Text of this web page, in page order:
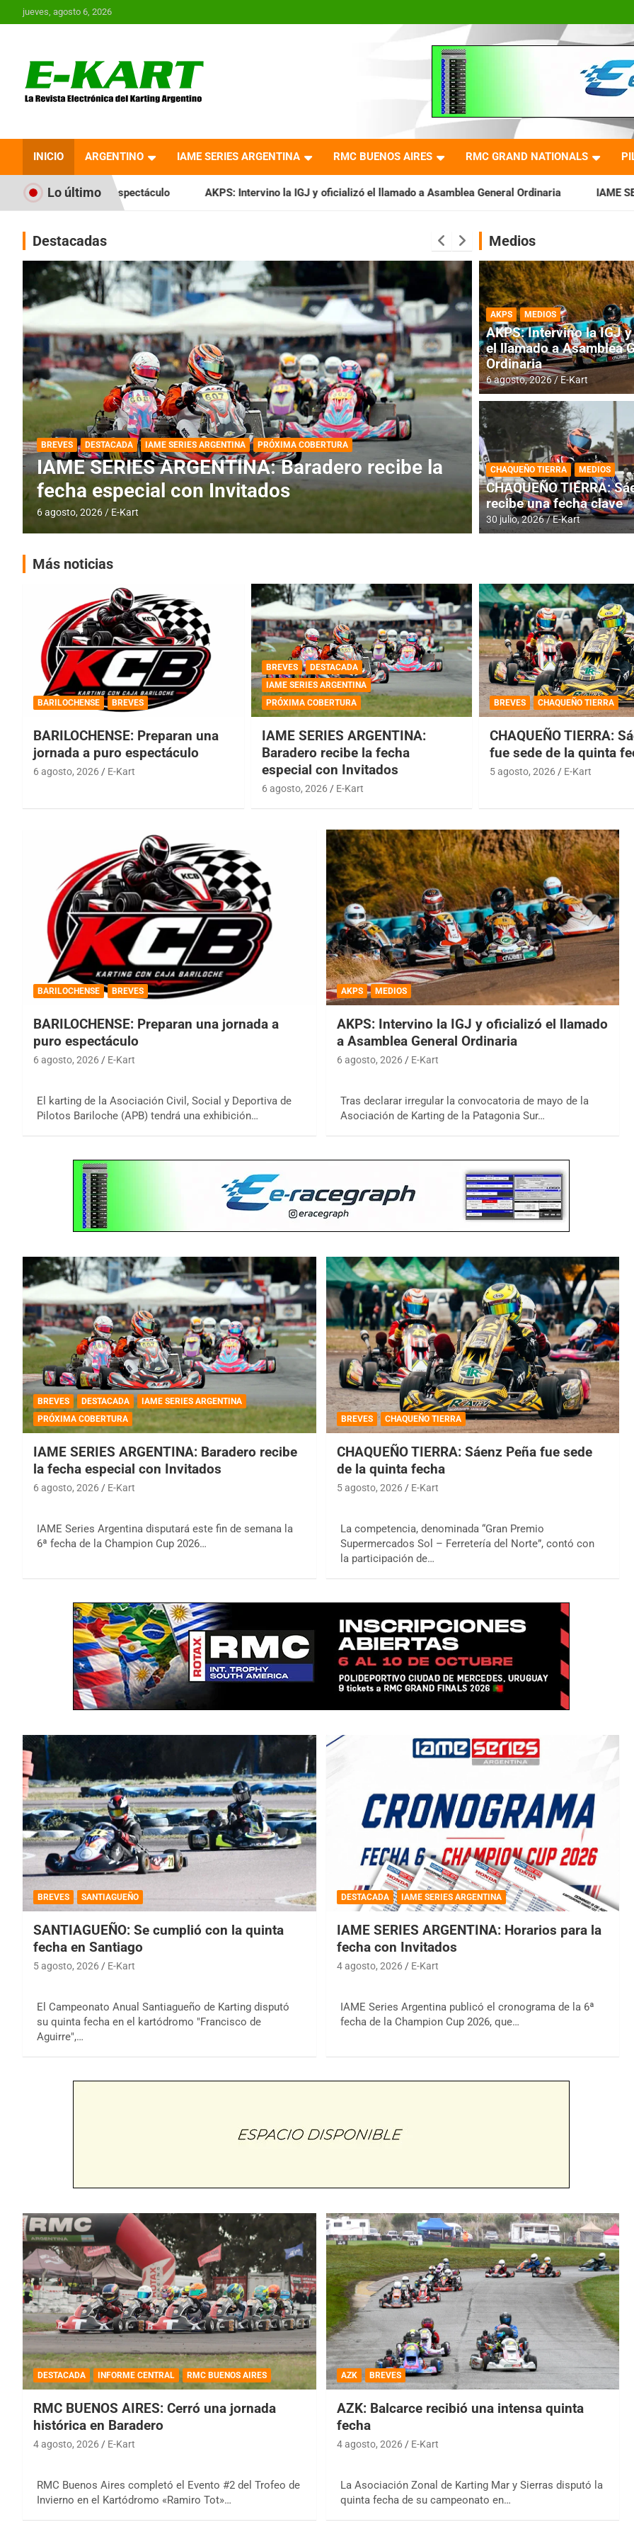
Saltar
al
jueves, agosto 6, 2026
Revista Electrónica del
Karting en Argentina
INICIO ARGENTINO IAME SERIES ARGENTINA RMC BUENOS AIRES RMC GRAND NATIONALS
Lo últimoAKPS: Intervino la IGJ y oficializó el llamado a Asamblea General Ordinaria IAME SERIES ARGENTINA:
Destacadas
DESTACADA IAME SERIES ARGENTINA
IAME SERIES ARGENTINA: Horarios para la
fecha con Invitados
4 agosto, 2026 E-Kart
DESTACADA INFORME CENTRAL
RMC BUENOS
histórica en
4 agosto, 2026 E-Kart
Medios
AKPS MEDIOS
AKPS: Intervino la IGJ
el llamado a Asamblea
Ordinaria
6 agosto, 2026 E-Kart
CHAQUEÑO TIERRA MEDIOS
CHAQUEÑO TIERRA:
recibe una fecha clave
30 julio, 2026 E-Kart
Más noticias
BARILOCHENSE BREVES
BARILOCHENSE: Preparan una
jornada a puro espectáculo
6 agosto, 2026 E-Kart
BREVES
DESTACADA
IAME SERIES ARGENTINA
PRÓXIMA COBERTURA
IAME SERIES ARGENTINA:
Baradero recibe la fecha
especial con Invitados
6 agosto, 2026 E-Kart
BREVES CHAQUEÑO TIERRA
CHAQUEÑO TIERRA:
fue sede de la quinta
5 agosto, 2026 E-Kart
BARILOCHENSE BREVES
BARILOCHENSE: Preparan una jornada a
puro espectáculo
6 agosto, 2026 E-Kart
El karting de la Asociación Civil, Social y Deportiva de
Pilotos Bariloche (APB) tendrá una exhibición…
AKPS MEDIOS
AKPS: Intervino la IGJ y oficializó el llamado
a Asamblea General Ordinaria
6 agosto, 2026 E-Kart
Tras declarar irregular la convocatoria de mayo de la
Asociación de Karting de la Patagonia Sur…
BREVES DESTACADA
IAME SERIES ARGENTINA
PRÓXIMA COBERTURA
IAME SERIES ARGENTINA: Baradero recibe
la fecha especial con Invitados
6 agosto, 2026 E-Kart
IAME Series Argentina disputará este fin de semana la
6ª fecha de la Champion Cup 2026…
BREVES CHAQUEÑO TIERRA
CHAQUEÑO TIERRA: Sáenz Peña fue sede
de la quinta fecha
5 agosto, 2026 E-Kart
La competencia, denominada “Gran Premio
Supermercados Sol – Ferretería del Norte”, contó con
la participación de…
BREVES SANTIAGUEÑO
SANTIAGUEÑO: Se cumplió con la quinta
fecha en Santiago
5 agosto, 2026 E-Kart
El Campeonato Anual Santiagueño de Karting disputó
su quinta fecha en el kartódromo "Francisco de
Aguirre",…
DESTACADA IAME SERIES ARGENTINA
IAME SERIES ARGENTINA: Horarios para la
fecha con Invitados
4 agosto, 2026 E-Kart
IAME Series Argentina publicó el cronograma de la 6ª
fecha de la Champion Cup 2026, que…
DESTACADA INFORME CENTRAL RMC BUENOS AIRES
RMC BUENOS AIRES: Cerró una jornada
histórica en Baradero
4 agosto, 2026 E-Kart
RMC Buenos Aires completó el Evento #2 del Trofeo de
Invierno en el Kartódromo «Ramiro Tot»…
AZK BREVES
AZK: Balcarce recibió una intensa quinta
fecha
4 agosto, 2026 E-Kart
La Asociación Zonal de Karting Mar y Sierras disputó la
quinta fecha de su campeonato en…